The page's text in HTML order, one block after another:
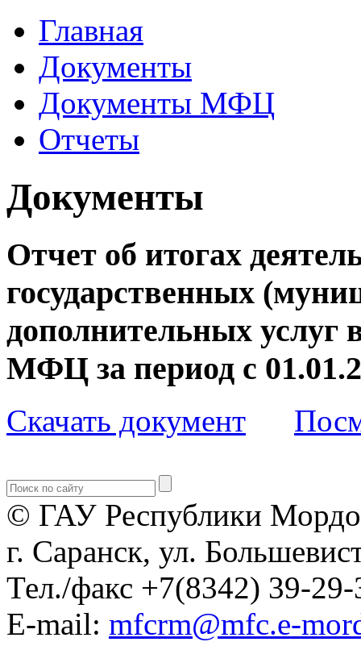
Главная
Документы
Документы МФЦ
Отчеты
Документы
Отчет об итогах
государственных
дополнительных
МФЦ за период с
Скачать документ
© ГАУ Республики
г. Саранск, ул.
Тел./факс +7(8342) 39-29-
E-mail: mfcrm@mfc.e-